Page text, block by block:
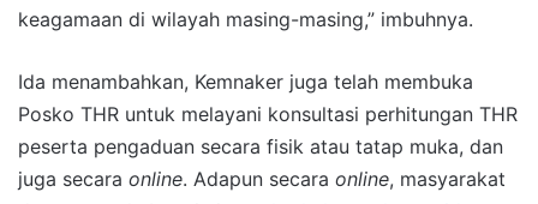
keagamaan di wilayah masing-masing,” imbuhnya.
Ida menambahkan, Kemnaker juga telah membuka
Posko THR untuk melayani konsultasi perhitungan THR
peserta pengaduan secara fisik atau tatap muka, dan
juga secara online. Adapun secara online, masyarakat